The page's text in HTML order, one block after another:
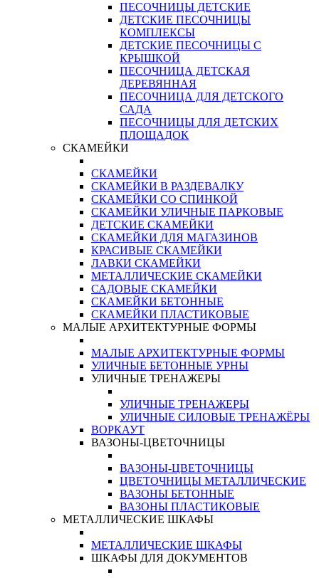
ПЕСОЧНИЦЫ ДЕТСКИЕ
ДЕТСКИЕ ПЕСОЧНИЦЫ
КОМПЛЕКСЫ
ДЕТСКИЕ ПЕСОЧНИЦЫ С
КРЫШКОЙ
ПЕСОЧНИЦА ДЕТСКАЯ
ДЕРЕВЯННАЯ
ПЕСОЧНИЦА ДЛЯ ДЕТСКОГО
САДА
ПЕСОЧНИЦЫ ДЛЯ ДЕТСКИХ
ПЛОЩАДОК
СКАМЕЙКИ
СКАМЕЙКИ
СКАМЕЙКИ В РАЗДЕВАЛКУ
СКАМЕЙКИ СО СПИНКОЙ
СКАМЕЙКИ УЛИЧНЫЕ ПАРКОВЫЕ
ДЕТСКИЕ СКАМЕЙКИ
СКАМЕЙКИ ДЛЯ МАГАЗИНОВ
КРАСИВЫЕ СКАМЕЙКИ
ЛАВКИ СКАМЕЙКИ
МЕТАЛЛИЧЕСКИЕ СКАМЕЙКИ
САДОВЫЕ СКАМЕЙКИ
СКАМЕЙКИ БЕТОННЫЕ
СКАМЕЙКИ ПЛАСТИКОВЫЕ
МАЛЫЕ АРХИТЕКТУРНЫЕ ФОРМЫ
МАЛЫЕ АРХИТЕКТУРНЫЕ ФОРМЫ
УЛИЧНЫЕ БЕТОННЫЕ УРНЫ
УЛИЧНЫЕ ТРЕНАЖЕРЫ
УЛИЧНЫЕ ТРЕНАЖЕРЫ
УЛИЧНЫЕ СИЛОВЫЕ ТРЕНАЖЁРЫ
ВОРКАУТ
ВАЗОНЫ-ЦВЕТОЧНИЦЫ
ВАЗОНЫ-ЦВЕТОЧНИЦЫ
ЦВЕТОЧНИЦЫ МЕТАЛЛИЧЕСКИЕ
ВАЗОНЫ БЕТОННЫЕ
ВАЗОНЫ ПЛАСТИКОВЫЕ
МЕТАЛЛИЧЕСКИЕ ШКАФЫ
МЕТАЛЛИЧЕСКИЕ ШКАФЫ
ШКАФЫ ДЛЯ ДОКУМЕНТОВ